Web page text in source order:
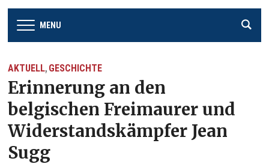
MENU
AKTUELL, GESCHICHTE
Erinnerung an den
belgischen Freimaurer und
Widerstandskämpfer Jean
Sugg